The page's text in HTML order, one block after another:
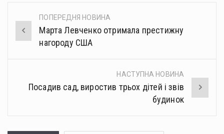
Post
navigation
ПОПЕРЕДНЯ НОВИНА
Марта Левченко отримала престижну
нагороду США
НАСТУПНА НОВИНА
Посадив сад, виростив трьох дітей і звів
будинок